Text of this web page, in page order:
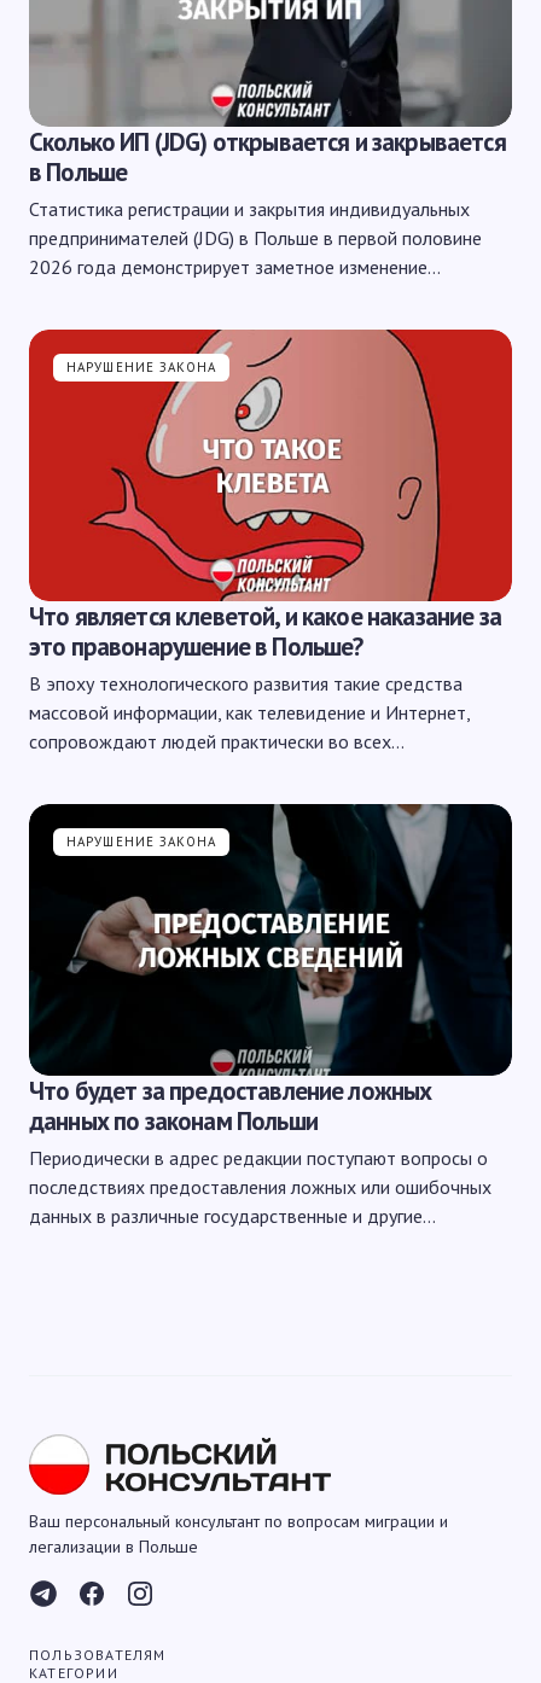
Сколько ИП (JDG) открывается и закрывается
в Польше
Статистика регистрации и закрытия индивидуальных
предпринимателей (JDG) в Польше в первой половине
2026 года демонстрирует заметное изменение…
НАРУШЕНИЕ ЗАКОНА
Что является клеветой, и какое наказание за
это правонарушение в Польше?
В эпоху технологического развития такие средства
массовой информации, как телевидение и Интернет,
сопровождают людей практически во всех…
НАРУШЕНИЕ ЗАКОНА
Что будет за предоставление ложных
данных по законам Польши
Периодически в адрес редакции поступают вопросы о
последствиях предоставления ложных или ошибочных
данных в различные государственные и другие…
Ваш персональный консультант по вопросам миграции и
легализации в Польше
ПОЛЬЗОВАТЕЛЯМ
КАТЕГОРИИ